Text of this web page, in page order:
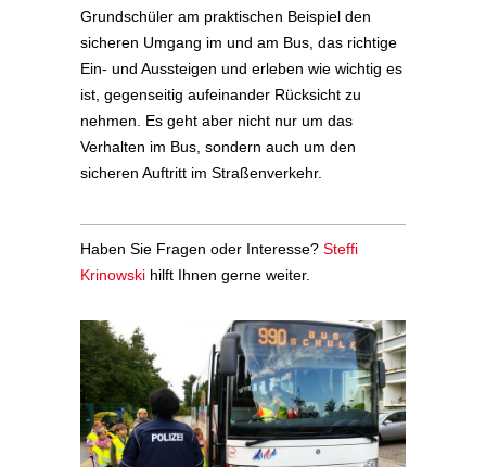
Grundschüler am praktischen Beispiel den
sicheren Umgang im und am Bus, das richtige
Ein- und Aussteigen und erleben wie wichtig es
ist, gegenseitig aufeinander Rücksicht zu
nehmen. Es geht aber nicht nur um das
Verhalten im Bus, sondern auch um den
sicheren Auftritt im Straßenverkehr.
Haben Sie Fragen oder Interesse? Steffi
Krinowski hilft Ihnen gerne weiter.